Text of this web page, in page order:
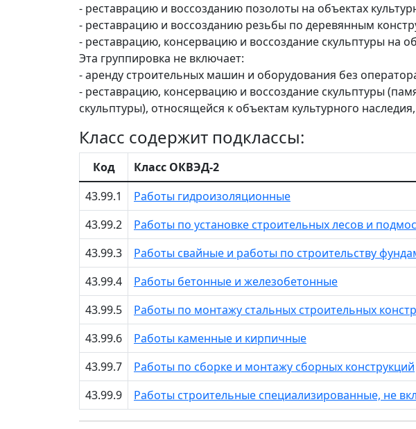
- реставрацию и воссозданию позолоты на объектах
- реставрацию и воссозданию резьбы по деревянным
- реставрацию, консервацию и воссоздание скульптуры на
Эта группировка не включает:
- аренду строительных машин и оборудования без
- реставрацию, консервацию и воссоздание скульптуры
скульптуры), относящейся к объектам культурного
Класс содержит подклассы:
Код
Класс ОКВЭД-2
43.99.1
Работы гидроизоляционные
43.99.2
Работы по установке строительных лесов и
43.99.3
Работы свайные и работы по строительству
43.99.4
Работы бетонные и железобетонные
43.99.5
Работы по монтажу стальных строительных
43.99.6
Работы каменные и кирпичные
43.99.7
Работы по сборке и монтажу сборных конструкций
43.99.9
Работы строительные специализированные, не